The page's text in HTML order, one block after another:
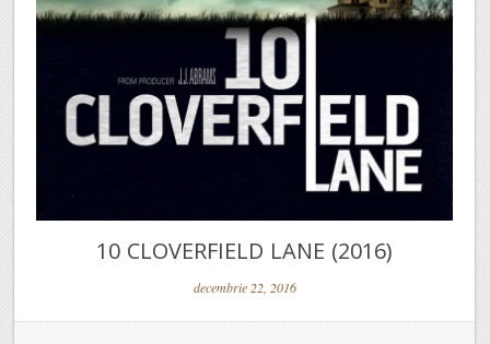
10 CLOVERFIELD LANE (2016)
decembrie 22, 2016